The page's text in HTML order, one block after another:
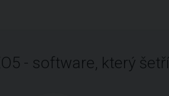
- software, který